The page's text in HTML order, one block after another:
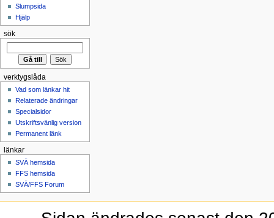
Slumpsida
Hjälp
sök
verktygslåda
Vad som länkar hit
Relaterade ändringar
Specialsidor
Utskriftsvänlig version
Permanent länk
länkar
SVÄ hemsida
FFS hemsida
SVÄ/FFS Forum